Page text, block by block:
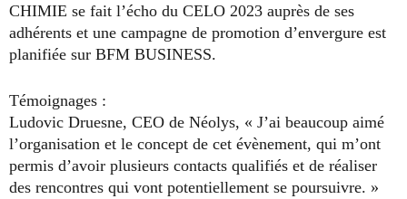
CHIMIE se fait l’écho du CELO 2023 auprès de ses
adhérents et une campagne de promotion d’envergure est
planifiée sur BFM BUSINESS.
Témoignages :
Ludovic Druesne, CEO de Néolys, « J’ai beaucoup aimé
l’organisation et le concept de cet évènement, qui m’ont
permis d’avoir plusieurs contacts qualifiés et de réaliser
des rencontres qui vont potentiellement se poursuivre. »